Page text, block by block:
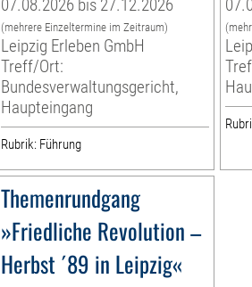
07.08.2026 bis 27.12.2026
(mehrere Einzeltermine im Zeitraum)
Leipzig Erleben GmbH
Treff/Ort:
Bundesverwaltungsgericht,
Haupteingang
Rubrik: Führung
Themenrundgang
»Friedliche Revolution –
Herbst ´89 in Leipzig«